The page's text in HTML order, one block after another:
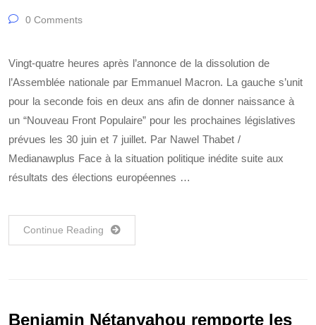
0 Comments
Vingt-quatre heures après l’annonce de la dissolution de
l’Assemblée nationale par Emmanuel Macron. La gauche s’unit
pour la seconde fois en deux ans afin de donner naissance à
un “Nouveau Front Populaire” pour les prochaines législatives
prévues les 30 juin et 7 juillet. Par Nawel Thabet /
Medianawplus Face à la situation politique inédite suite aux
résultats des élections européennes …
Continue Reading
Benjamin Nétanyahou remporte les